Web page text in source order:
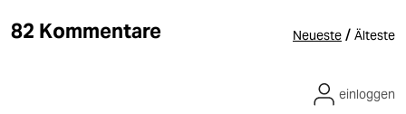
82 Kommentare Neueste / Älteste
einloggen